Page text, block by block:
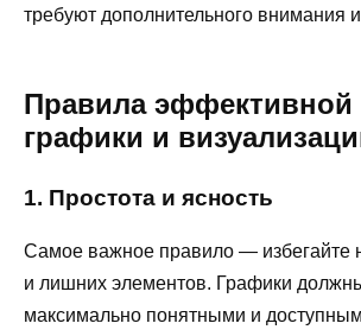
требуют дополнительного внимания
Правила эффективной
графики и
1. Простота и ясность
Самое важное правило — избегайте
и лишних элементов. Графики
максимально понятными и